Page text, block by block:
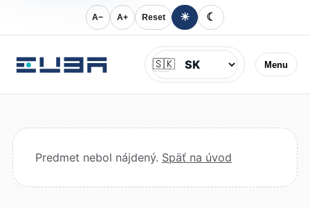
A− A+ Reset ☀ ☾
Menu
Jazyk
🇸🇰
Predmet nebol nájdený. Späť na úvod